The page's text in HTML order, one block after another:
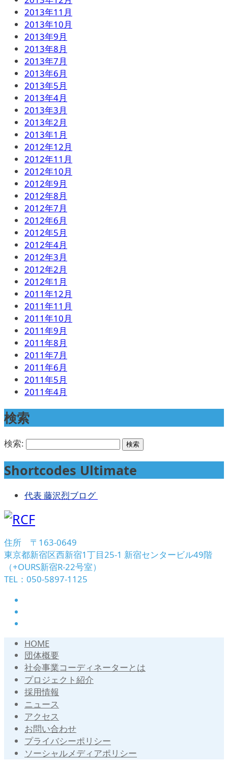
2013年11月
2013年10月
2013年9月
2013年8月
2013年7月
2013年6月
2013年5月
2013年4月
2013年3月
2013年2月
2013年1月
2012年12月
2012年11月
2012年10月
2012年9月
2012年8月
2012年7月
2012年6月
2012年5月
2012年4月
2012年3月
2012年2月
2012年1月
2011年12月
2011年11月
2011年10月
2011年9月
2011年8月
2011年7月
2011年6月
2011年5月
2011年4月
検索
検索:
Shortcodes Ultimate
代表 藤沢烈ブログ
住所 〒163-0649
東京都新宿区西新宿1丁目25-1 新宿センタービル49階
（+OURS新宿R-22号室）
TEL：050-5897-1125
HOME
団体概要
社会事業コーディネーターとは
プロジェクト紹介
採用情報
ニュース
アクセス
お問い合わせ
プライバシーポリシー
ソーシャルメディアポリシー